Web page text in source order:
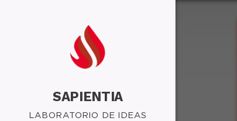
SAPIENTIA
LABORATORIO DE IDEAS